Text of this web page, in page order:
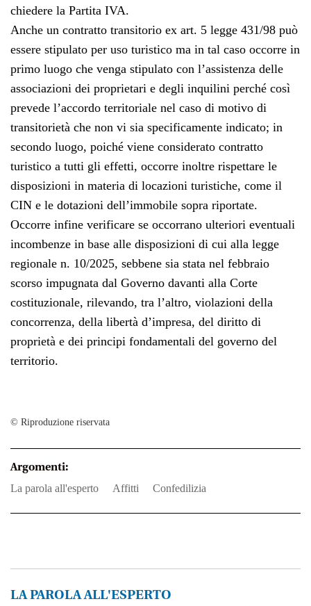
chiedere la Partita IVA.
Anche un contratto transitorio ex art. 5 legge 431/98 può
essere stipulato per uso turistico ma in tal caso occorre in
primo luogo che venga stipulato con l’assistenza delle
associazioni dei proprietari e degli inquilini perché così
prevede l’accordo territoriale nel caso di motivo di
transitorietà che non vi sia specificamente indicato; in
secondo luogo, poiché viene considerato contratto
turistico a tutti gli effetti, occorre inoltre rispettare le
disposizioni in materia di locazioni turistiche, come il
CIN e le dotazioni dell’immobile sopra riportate.
Occorre infine verificare se occorrano ulteriori eventuali
incombenze in base alle disposizioni di cui alla legge
regionale n. 10/2025, sebbene sia stata nel febbraio
scorso impugnata dal Governo davanti alla Corte
costituzionale, rilevando, tra l’altro, violazioni della
concorrenza, della libertà d’impresa, del diritto di
proprietà e dei principi fondamentali del governo del
territorio.
© Riproduzione riservata
Argomenti:
la parola all'esperto affitti Confedilizia
LA PAROLA ALL'ESPERTO